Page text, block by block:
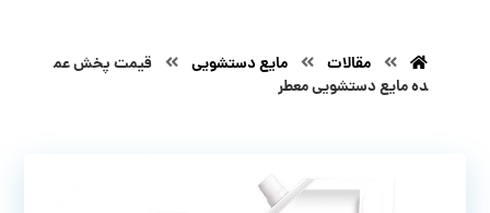
مقالات مایع دستشویی
قیمت پخش عم
ده مایع دستشویی معطر